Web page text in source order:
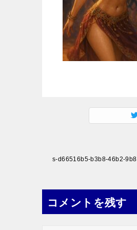
投
ナ
ビ
s-d66516b5-b3b8-46b2-
コメントを残す